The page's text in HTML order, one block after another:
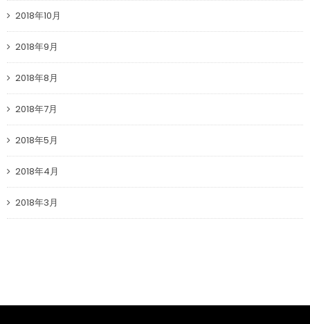
2018年10月
2018年9月
2018年8月
2018年7月
2018年5月
2018年4月
2018年3月